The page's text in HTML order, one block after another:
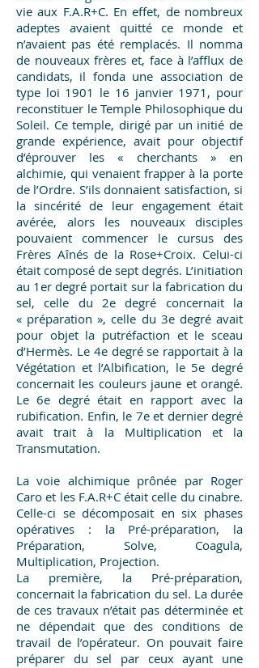
vie aux F.A.R+C. En effet, de nombreux
adeptes avaient quitté ce monde et
n’avaient pas été remplacés. Il nomma
de nouveaux frères et, face à l’afflux de
candidats, il fonda une association de
type loi 1901 le 16 janvier 1971, pour
reconstituer le Temple Philosophique du
Soleil. Ce temple, dirigé par un initié de
grande expérience, avait pour objectif
d’éprouver les « cherchants » en
alchimie, qui venaient frapper à la porte
de l’Ordre. S’ils donnaient satisfaction, si
la sincérité de leur engagement était
avérée, alors les nouveaux disciples
pouvaient commencer le cursus des
Frères Aînés de la Rose+Croix. Celui-ci
était composé de sept degrés. L’initiation
au 1er degré portait sur la fabrication du
sel, celle du 2e degré concernait la
« préparation », celle du 3e degré avait
pour objet la putréfaction et le sceau
d’Hermès. Le 4e degré se rapportait à la
Végétation et l’Albification, le 5e degré
concernait les couleurs jaune et orangé.
Le 6e degré était en rapport avec la
rubification. Enfin, le 7e et dernier degré
avait trait à la Multiplication et la
Transmutation.
La voie alchimique prônée par Roger
Caro et les F.A.R+C était celle du cinabre.
Celle-ci se décomposait en six phases
opératives : la Pré-préparation, la
Préparation, Solve, Coagula,
Multiplication, Projection.
La première, la Pré-préparation,
concernait la fabrication du sel. La durée
de ces travaux n’était pas déterminée et
ne dépendait que des conditions de
travail de l’opérateur. On pouvait faire
préparer du sel par ceux ayant une